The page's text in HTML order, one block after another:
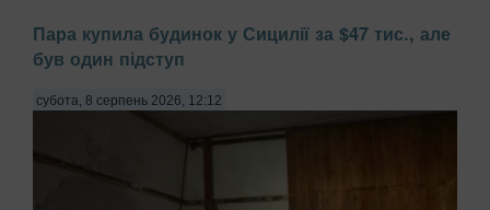
Пара купила будинок у Сицилії за $47 тис., але
був один підступ
субота, 8 серпень 2026, 12:12